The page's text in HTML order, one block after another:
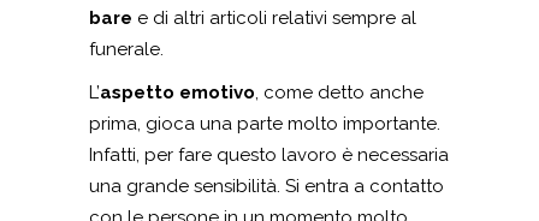
bare e di altri articoli relativi sempre al
funerale.
L’aspetto emotivo, come detto anche
prima, gioca una parte molto importante.
Infatti, per fare questo lavoro è necessaria
una grande sensibilità. Si entra a contatto